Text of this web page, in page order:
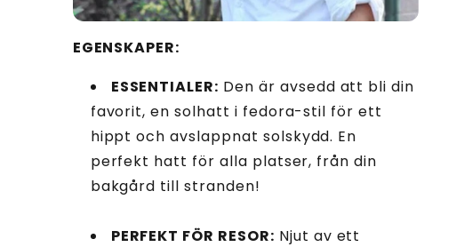
EGENSKAPER:
ESSENTIALER: Den är avsedd att bli din
favorit, en solhatt i fedora-stil för ett
hippt och avslappnat solskydd. En
perfekt hatt för alla platser, från din
bakgård till stranden!
PERFEKT FÖR RESOR: Njut av ett